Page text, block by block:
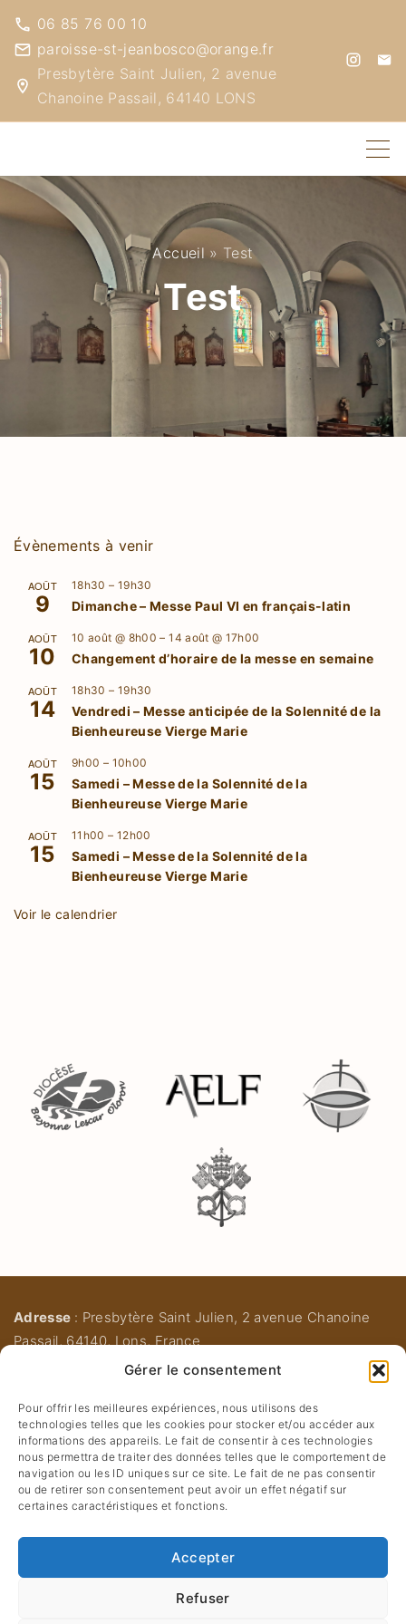
Gérer le consentement
Pour offrir les meilleures expériences, nous utilisons des
technologies telles que les cookies pour stocker et/ou accéder aux
informations des appareils. Le fait de consentir à ces technologies
nous permettra de traiter des données telles que le comportement de
navigation ou les ID uniques sur ce site. Le fait de ne pas consentir
ou de retirer son consentement peut avoir un effet négatif sur
certaines caractéristiques et fonctions.
Accepter
Refuser
t
c
o
t
e
n
06 85 76 00 10
paroisse-st-jeanbosco@orange.fr
Presbytère Saint Julien, 2 avenue
Chanoine Passail, 64140 LONS
r
a
m
Accueil » Test
Test
Évènements à venir
AOÛT
9
18h30 – 19h30
Dimanche – Messe Paul VI en français-latin
AOÛT
10
10 août @ 8h00 –14 août @ 17h00
Changement d’horaire de la messe en semaine
AOÛT
14
18h30 – 19h30
Vendredi – Messe anticipée de la Solennité de la
Bienheureuse Vierge Marie
AOÛT
15
9h00 – 10h00
Samedi – Messe de la Solennité de la
Bienheureuse Vierge Marie
AOÛT
15
11h00 – 12h00
Samedi – Messe de la Solennité de la
Bienheureuse Vierge Marie
Voir le calendrier
Adresse : Presbytère Saint Julien, 2 avenue Chanoine
Passail, 64140, Lons, France
paroisse-st-jeanbosco@orange.fr
Secrétariat :05.59.32.12.35